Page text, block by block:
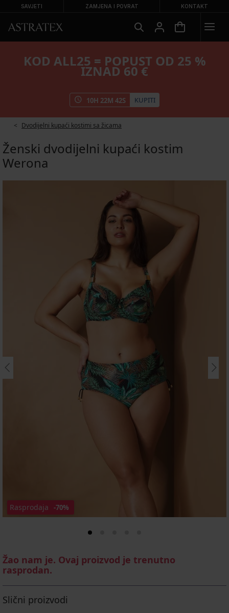
SAVJETI ZAMJENA I POVRAT KONTAKT
KOD ALL25 = POPUST OD 25 %
IZNAD 60 €
10H 22M 41S KUPITI
Dvodijelni kupaći kostimi sa žicama
Ženski dvodijelni kupaći kostim
Werona
Rasprodaja -70%
Žao nam je. Ovaj proizvod je trenutno
rasprodan.
Slični proizvodi